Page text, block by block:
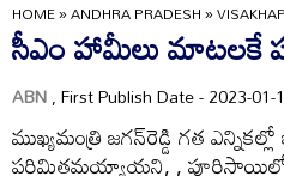
HOME»ANDHRA PRADESH»
సీఎం హామీలు మాటలకే
ABN, First Publish Date - 2023-
ముఖ్యమంత్రి జగన్‌రెడ్డి గత
పరిమితమయ్యాయని, , పూర్తిస్థాయిలో